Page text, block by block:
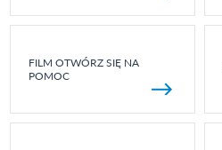
FILM OTWÓRZ SIĘ NA
POMOC